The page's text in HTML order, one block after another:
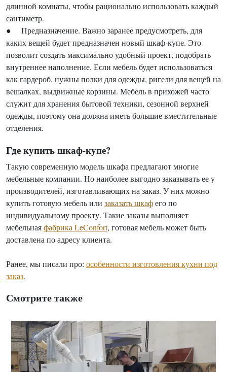
длинной комнаты, чтобы рационально использовать каждый
сантиметр.
● Предназначение. Важно заранее предусмотреть, для
каких вещей будет предназначен новый шкаф-купе. Это
позволит создать максимально удобный проект, подобрать
внутреннее наполнение. Если мебель будет использоваться
как гардероб, нужны полки для одежды, ригели для вещей на
вешалках, выдвижные корзины. Мебель в прихожей часто
служит для хранения бытовой техники, сезонной верхней
одежды, поэтому она должна иметь большие вместительные
отделения.
Где купить шкаф-купе?
Такую современную модель шкафа предлагают многие
мебельные компании. Но наиболее выгодно заказывать ее у
производителей, изготавливающих на заказ. У них можно
купить готовую мебель или заказать шкафего по
индивидуальному проекту. Такие заказы выполняет
мебельнаяфабрика LeConfort, готовая мебель может быть
доставлена по адресу клиента.
Ранее, мы писали про: особенности изготовления кухни под
заказ.
Смотрите также